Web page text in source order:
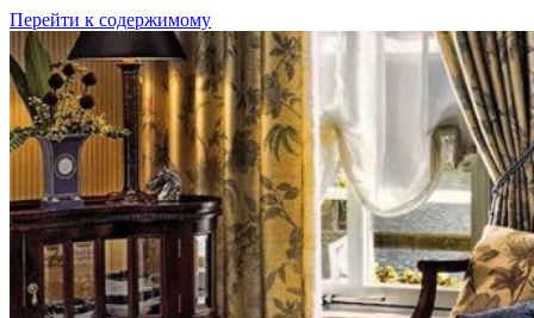
Перейти к содержимому